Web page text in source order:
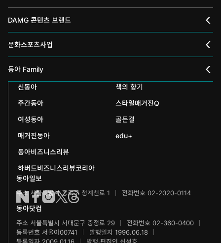
DAMG 콘텐츠 브랜드
채널A
스포츠동아
어린이동아
에듀동아
어린이과학동아
수학동아
어린이수학동아
IT동아
문화스포츠사업
동아 신춘문예
동아국악콩쿠르
동아뮤지컬콩쿠르
동아무용콩쿠르
동아주니어음악콩쿠르
동아주니어국악콩쿠르
동아마라톤
동아연극상
동아 Family
인촌기념회
신문박물관
화정평화재단
하서학술재단
신동아
책의 향기
주간동아
스타일매거진Q
여성동아
골든걸
매거진동아
edu+
동아비즈니스리뷰
하버드비즈니스리뷰코리아
동아일보
주소 서울특별시 종로구 청계천로 1 전화번호 02-2020-0114
동아닷컴
주소 서울특별시 서대문구 충정로 29
전화번호 02-360-0400
등록번호 서울아00741
발행일자 1996.06.18
등록일자 2009.01.16
발행·편집인 신석호